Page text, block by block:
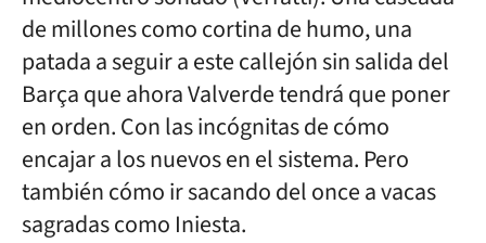
de millones como cortina de humo, una
patada a seguir a este callejón sin salida del
Barça que ahora Valverde tendrá que poner
en orden. Con las incógnitas de cómo
encajar a los nuevos en el sistema. Pero
también cómo ir sacando del once a vacas
sagradas como Iniesta.